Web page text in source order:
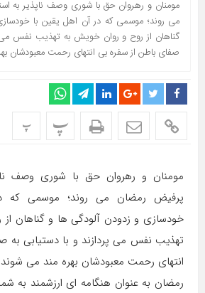
مومنان و رهروان حق با شوری وصف ناپذیر به
می روند؛ موسمی که در آن اهل یقین با
گناهان از روح و روان خویش به تهذیب نفس می
صفای باطن از سفره بی انتهای رحمت معبودشان
پ پ
مومنان و رهروان حق با شوری وصف
پرفیض رمضان می روند؛ موسمی که
خودسازی و زدودن آلودگی ها و گناهان
تهذیب نفس می پردازند و با دستیابی به
انتهای رحمت معبودشان بهره مند می
رمضان به عنوان هنگامه ای ارزشمند به